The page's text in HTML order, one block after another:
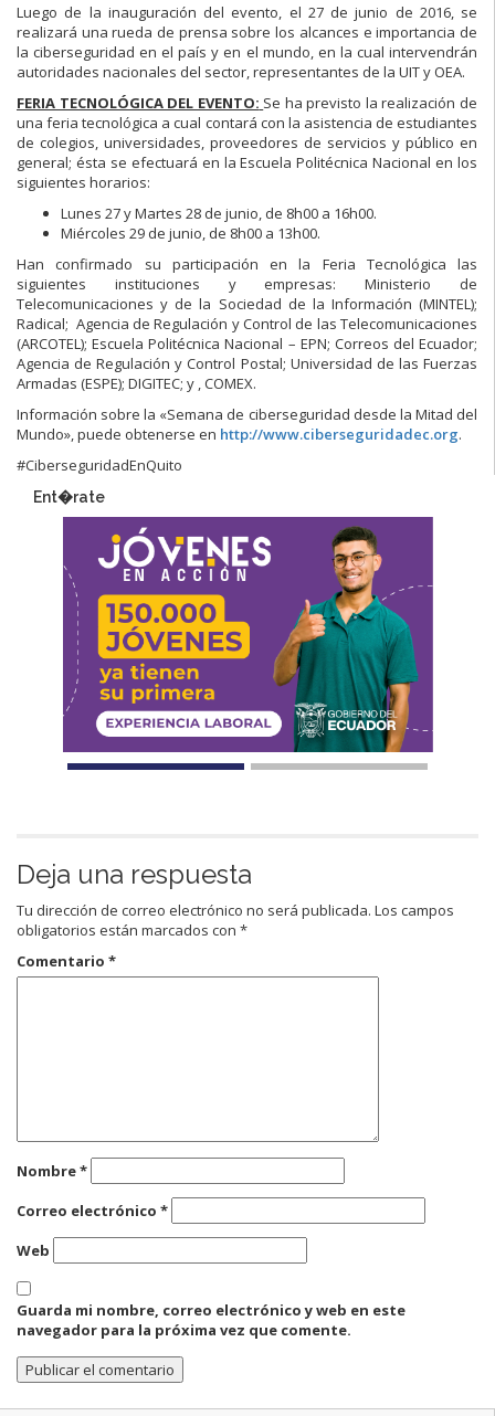
Luego de la inauguración del evento, el 27 de junio de 2016, se
realizará una rueda de prensa sobre los alcances e importancia de
la ciberseguridad en el país y en el mundo, en la cual intervendrán
autoridades nacionales del sector, representantes de la UIT y OEA.
FERIA TECNOLÓGICA DEL EVENTO: Se ha previsto la realización de
una feria tecnológica a cual contará con la asistencia de estudiantes
de colegios, universidades, proveedores de servicios y público en
general; ésta se efectuará en la Escuela Politécnica Nacional en los
siguientes horarios:
Lunes 27 y Martes 28 de junio, de 8h00 a 16h00.
Miércoles 29 de junio, de 8h00 a 13h00.
Han confirmado su participación en la Feria Tecnológica las
siguientes instituciones y empresas: Ministerio de
Telecomunicaciones y de la Sociedad de la Información (MINTEL);
Radical; Agencia de Regulación y Control de las Telecomunicaciones
(ARCOTEL); Escuela Politécnica Nacional – EPN; Correos del Ecuador;
Agencia de Regulación y Control Postal; Universidad de las Fuerzas
Armadas (ESPE); DIGITEC; y , COMEX.
Información sobre la «Semana de ciberseguridad desde la Mitad del
Mundo», puede obtenerse en http://www.ciberseguridadec.org.
#CiberseguridadEnQuito
Ent�rate
Deja una respuesta
Tu dirección de correo electrónico no será publicada. Los campos
obligatorios están marcados con *
Comentario *
Nombre*
Correo electrónico *
Web
Guarda mi nombre, correo electrónico y web en este
navegador para la próxima vez que comente.